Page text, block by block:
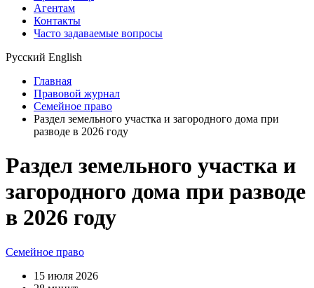
Агентам
Контакты
Часто задаваемые вопросы
Русский English
Главная
Правовой журнал
Семейное право
Раздел земельного участка и загородного дома при
разводе в 2026 году
Раздел земельного участка и
загородного дома при разводе
в 2026 году
Семейное право
15 июля 2026